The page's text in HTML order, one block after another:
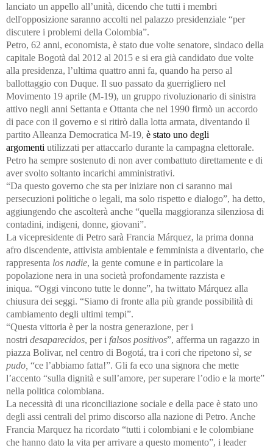
lanciato un appello all’unità, dicendo che tutti i membri
dell'opposizione saranno accolti nel palazzo presidenziale “per
discutere i problemi della Colombia”.
Petro, 62 anni, economista, è stato due volte senatore, sindaco della
capitale Bogotà dal 2012 al 2015 e si era già candidato due volte
alla presidenza, l’ultima quattro anni fa, quando ha perso al
ballottaggio con Duque. Il suo passato da guerrigliero nel
Movimento 19 aprile (M-19), un gruppo rivoluzionario di sinistra
attivo negli anni Settanta e Ottanta che nel 1990 firmò un accordo
di pace con il governo e si ritirò dalla lotta armata, diventando il
partito Alleanza Democratica M-19, è stato uno degli
argomenti utilizzati per attaccarlo durante la campagna elettorale.
Petro ha sempre sostenuto di non aver combattuto direttamente e di
aver svolto soltanto incarichi amministrativi.
“Da questo governo che sta per iniziare non ci saranno mai
persecuzioni politiche o legali, ma solo rispetto e dialogo”, ha detto,
aggiungendo che ascolterà anche “quella maggioranza silenziosa di
contadini, indigeni, donne, giovani”.
La vicepresidente di Petro sarà Francia Márquez, la prima donna
afro discendente, attivista ambientale e femminista a diventarlo, che
rappresenta los nadie, la gente comune e in particolare la
popolazione nera in una società profondamente razzista e
iniqua. “Oggi vincono tutte le donne”, ha twittato Márquez alla
chiusura dei seggi. “Siamo di fronte alla più grande possibilità di
cambiamento degli ultimi tempi”.
“Questa vittoria è per la nostra generazione, per i
nostri desaparecidos, per i falsos positivos”, afferma un ragazzo in
piazza Bolivar, nel centro di Bogotá, tra i cori che ripetono sì, se
pudo, “ce l’abbiamo fatta!”. Gli fa eco una signora che mette
l’accento “sulla dignità e sull’amore, per superare l’odio e la morte”
nella politica colombiana.
La necessità di una riconciliazione sociale e della pace è stato uno
degli assi centrali del primo discorso alla nazione di Petro. Anche
Francia Marquez ha ricordato “tutti i colombiani e le colombiane
che hanno dato la vita per arrivare a questo momento”, i leader